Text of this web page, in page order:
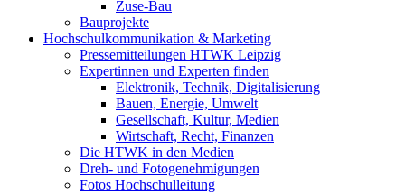
Zuse-Bau
Bauprojekte
Hochschulkommunikation & Marketing
Pressemitteilungen HTWK Leipzig
Expertinnen und Experten finden
Elektronik, Technik, Digitalisierung
Bauen, Energie, Umwelt
Gesellschaft, Kultur, Medien
Wirtschaft, Recht, Finanzen
Die HTWK in den Medien
Dreh- und Fotogenehmigungen
Fotos Hochschulleitung